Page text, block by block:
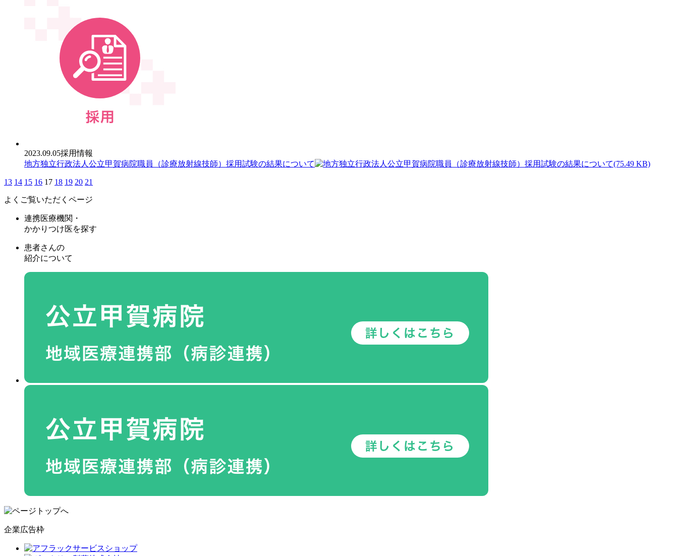
2023.09.05採用情報
地方独立行政法人公立甲賀病院職員（診療放射線技師）採用試験の結果について
(75.49 KB)
13 14 15 16 17 18 19 20 21
よくご覧いただくページ
連携医療機関・
かかりつけ医を探す
患者さんの
紹介について
企業広告枠